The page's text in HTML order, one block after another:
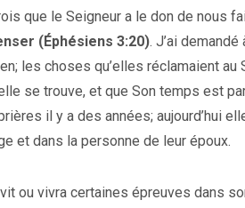
que le Seigneur a le don de nous
(Éphésiens 3:20). J’ai
les choses qu’elles réclamaient
se trouve, et que Son temps est
il y a des années; aujourd’hui
et dans la personne de leur époux.
ou vivra certaines épreuves dans